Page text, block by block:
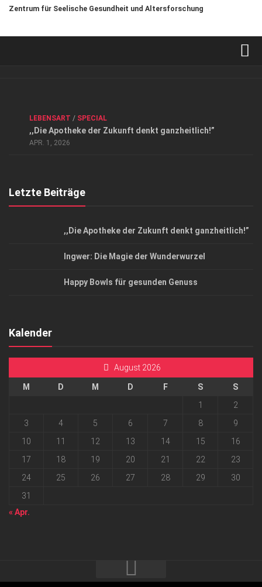
Zentrum für Seelische Gesundheit und Altersforschung
Datenschutzerklärung
Top Magazin Dresden / Ostsachsen
LEBENSART / SPECIAL
,,Die Apotheke der Zukunft denkt ganzheitlich!”
APR. 1, 2026
Letzte Beiträge
,,Die Apotheke der Zukunft denkt ganzheitlich!”
Ingwer: Die Magie der Wunderwurzel
Happy Bowls für gesunden Genuss
Kalender
August 2026
M D M D F S
S
1
2
3
4 5 6 7 8
9
10
11 12 13 14 15
16
17
18 19 20 21 22
23
24
25 26 27 28 29
30
31
« Apr.